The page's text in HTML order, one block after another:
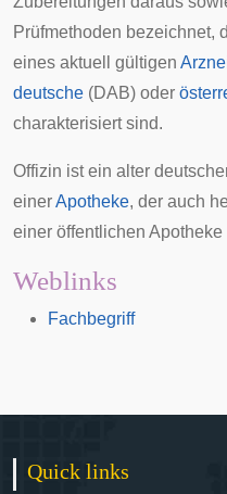
Prüfmethoden bezeichnet,
eines aktuell gültigen
deutsche (DAB) oder
charakterisiert sind.
Offizin ist ein alter
einerApotheke, der auch
einer öffentlichen Apotheke
Weblinks
Fachbegriff
Quick links